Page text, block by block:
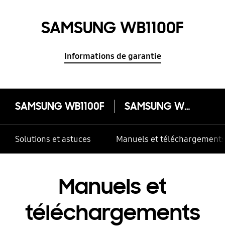
SAMSUNG WB1100F
Informations de garantie
SAMSUNG WB1100F SAMSUNG WB1100F
Solutions et astuces Manuels et téléchargements
Manuels et
téléchargements